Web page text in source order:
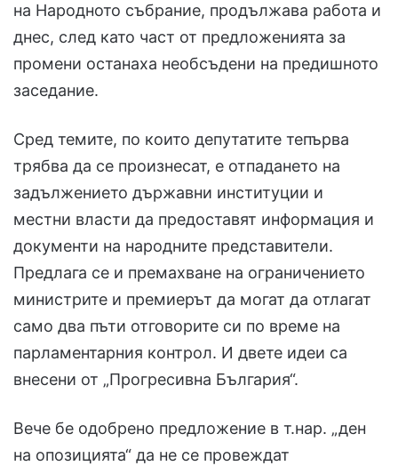
на Народното събрание, продължава работа и
днес, след като част от предложенията за
промени останаха необсъдени на предишното
заседание.
Сред темите, по които депутатите тепърва
трябва да се произнесат, е отпадането на
задължението държавни институции и
местни власти да предоставят информация и
документи на народните представители.
Предлага се и премахване на ограничението
министрите и премиерът да могат да отлагат
само два пъти отговорите си по време на
парламентарния контрол. И двете идеи са
внесени от „Прогресивна България“.
Вече бе одобрено предложение в т.нар. „ден
на опозицията“ да не се провеждат